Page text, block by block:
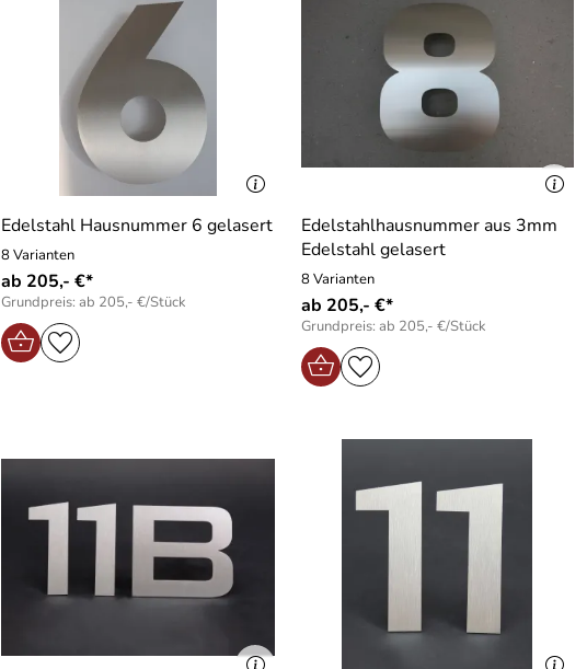
Edelstahl Hausnummer 6 gelasert
8 Varianten
ab 205,- €*
Grundpreis: ab 205,- €/Stück
Edelstahlhausnummer aus 3mm
Edelstahl gelasert
8 Varianten
ab 205,- €*
Grundpreis: ab 205,- €/Stück